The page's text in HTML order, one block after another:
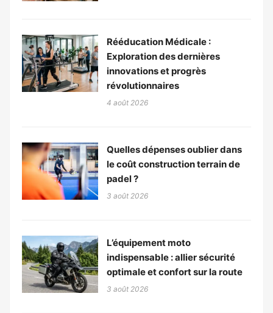
Rééducation Médicale :
Exploration des dernières
innovations et progrès
révolutionnaires
4 août 2026
Quelles dépenses oublier dans
le coût construction terrain de
padel ?
3 août 2026
L’équipement moto
indispensable : allier sécurité
optimale et confort sur la route
3 août 2026